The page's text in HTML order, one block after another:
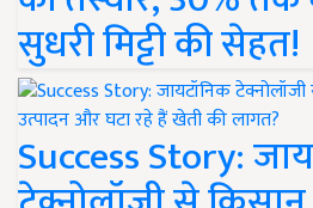
सुधरी मिट्टी की सेहत!
Success Story: